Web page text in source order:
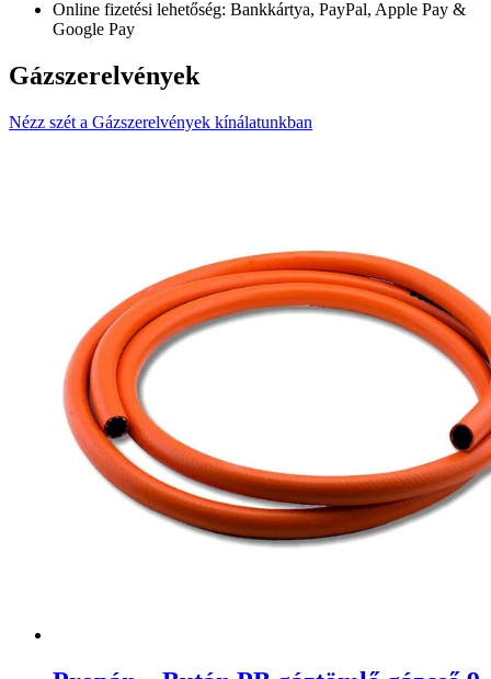
Online fizetési lehetőség: Bankkártya, PayPal, Apple Pay &
Google Pay
Gázszerelvények
Nézz szét a Gázszerelvények kínálatunkban